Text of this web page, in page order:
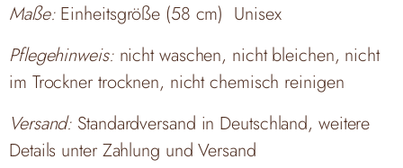
Maße:Einheitsgröße (58 cm) Unisex
Pflegehinweis: nicht waschen, nicht bleichen, nicht
im Trockner trocknen, nicht chemisch reinigen
Versand: Standardversand in Deutschland, weitere
Details unter Zahlung und Versand